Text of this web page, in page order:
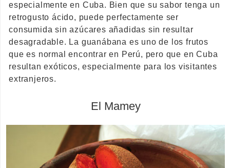
especialmente en Cuba. Bien que su sabor tenga un
retrogusto ácido, puede perfectamente ser
consumida sin azúcares añadidas sin resultar
desagradable. La guanábana es uno de los frutos
que es normal encontrar en Perú, pero que en Cuba
resultan exóticos, especialmente para los visitantes
extranjeros.
El Mamey